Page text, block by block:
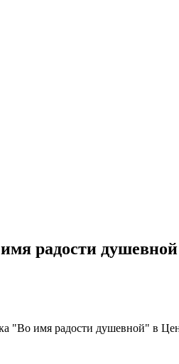
радости
"Во имя радости душевной" в